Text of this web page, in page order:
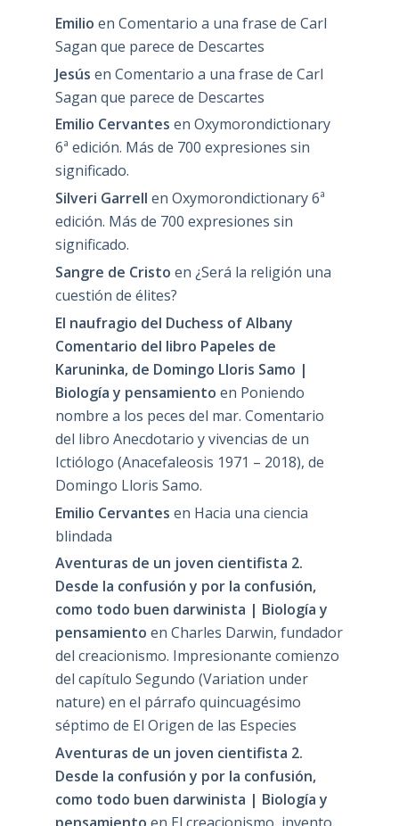
Emilio en Comentario a una frase de Carl
Sagan que parece de Descartes
Jesús en Comentario a una frase de Carl
Sagan que parece de Descartes
Emilio Cervantes en Oxymorondictionary
6ª edición. Más de 700 expresiones sin
significado.
Silveri Garrell en Oxymorondictionary 6ª
edición. Más de 700 expresiones sin
significado.
Sangre de Cristo en ¿Será la religión una
cuestión de élites?
El naufragio del Duchess of Albany
Comentario del libro Papeles de
Karuninka, de Domingo Lloris Samo |
Biología y pensamiento en Poniendo
nombre a los peces del mar. Comentario
del libro Anecdotario y vivencias de un
Ictiólogo (Anacefaleosis 1971 – 2018), de
Domingo Lloris Samo.
Emilio Cervantes en Hacia una ciencia
blindada
Aventuras de un joven cientifista 2.
Desde la confusión y por la confusión,
como todo buen darwinista | Biología y
pensamiento en Charles Darwin, fundador
del creacionismo. Impresionante comienzo
del capítulo Segundo (Variation under
nature) en el párrafo quincuagésimo
séptimo de El Origen de las Especies
Aventuras de un joven cientifista 2.
Desde la confusión y por la confusión,
como todo buen darwinista | Biología y